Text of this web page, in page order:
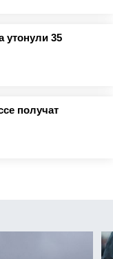
утонули 35
получат